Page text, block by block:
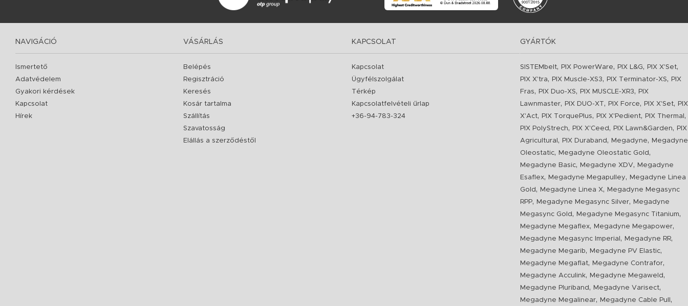
NAVIGÁCIÓ
Ismertető
Adatvédelem
Gyakori kérdések
Kapcsolat
Hírek
VÁSÁRLÁS
Belépés
Regisztráció
Keresés
Kosár tartalma
Szállítás
Szavatosság
Elállás a szerződéstől
KAPCSOLAT
Kapcsolat
Ügyfélszolgálat
Térkép
Kapcsolatfelvételi űrlap
+36-94-783-324
GYÁRTÓK
SISTEMbelt, PIX PowerWare, PIX L&G, PIX X'Set,
PIX X'tra, PIX Muscle-XS3, PIX Terminator-XS,
PIX
Fras, PIX Duo-XS, PIX MUSCLE-XR3,
PIX
Lawnmaster, PIX DUO-XT, PIX Force, PIX X'Set,
PIX
X'Act, PIX TorquePlus, PIX X'Pedient, PIX Thermal ,
PIX PolyStrech, PIX X'Ceed , PIX Lawn&Garden,
PIX
Agricultural , PIX Duraband , Megadyne,
Megadyne
Oleostatic, Megadyne Oleostatic Gold ,
Megadyne Basic, Megadyne XDV,
Megadyne
Esaflex, Megadyne Megapulley,
Megadyne Linea
Gold , Megadyne Linea X,
Megadyne Megasync
RPP, Megadyne Megasync Silver,
Megadyne
Megasync Gold , Megadyne Megasync Titanium,
Megadyne Megaflex, Megadyne Megapower,
Megadyne Megasync Imperial , Megadyne RR,
Megadyne Megarib, Megadyne PV Elastic,
Megadyne Megaflat, Megadyne Contrafor,
Megadyne Acculink, Megadyne Megaweld ,
Megadyne Pluriband , Megadyne Varisect,
Megadyne Megalinear, Megadyne Cable Pull ,